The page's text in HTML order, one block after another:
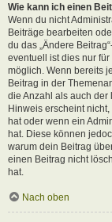
Wie kann ich einen
Wenn du nicht
Beiträge bearbeiten
du das „Ändere
eventuell ist dies nur
möglich. Wenn bereits
Beitrag in der
die Anzahl als auch
Hinweis erscheint
hat oder wenn ein
hat. Diese können
warum dein Beitrag
einen Beitrag nicht
hat.
Nach oben